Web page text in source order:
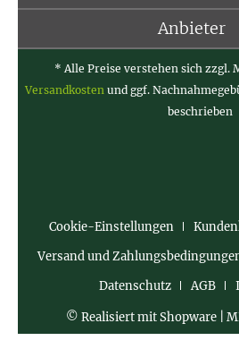
Anbieter
* Alle Preise verstehen sich zzgl.
Versandkosten und ggf.
beschrieben
Cookie-Einstellungen
Versand und
Datenschutz
AGB
© Realisiert mit Shopware |